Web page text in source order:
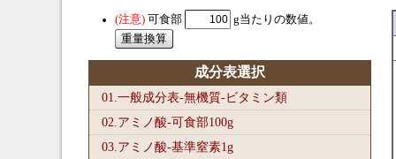
可食部 g当たりの数値。
成分表選択
01.一般成分表-無機質-ビタミン類
02.アミノ酸-可食部100g
03.アミノ酸-基準窒素1g